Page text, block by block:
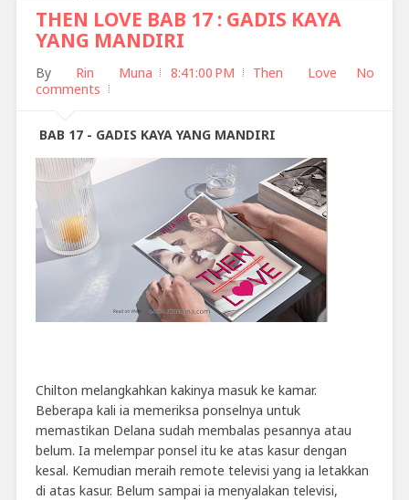
THEN LOVE BAB 17 : GADIS KAYA
YANG MANDIRI
By Rin Muna 8:41:00 PM Then Love
No
comments
BAB 17 - GADIS KAYA YANG MANDIRI
Chilton melangkahkan kakinya masuk ke kamar.
Beberapa kali ia memeriksa ponselnya untuk
memastikan Delana sudah membalas pesannya atau
belum. Ia melempar ponsel itu ke atas kasur dengan
kesal. Kemudian meraih remote televisi yang ia letakkan
di atas kasur. Belum sampai ia menyalakan televisi,